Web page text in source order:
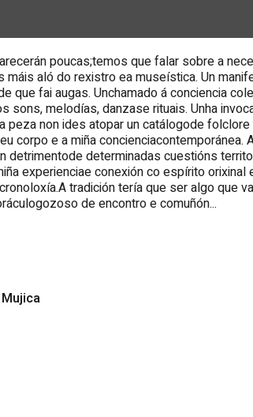
poucas;temos que falar sobre a
aló do rexistro ea museística. Un
que fai augas. Unchamado á conciencia
melodías, danzase rituais. Unha
non ides atopar un catálogode folclore
corpo e a miña concienciacontemporánea.
detrimentode determinadas cuestións
experienciae conexión co espírito orixinal
tradición tería que ser algo que
de encontro e comuñón...